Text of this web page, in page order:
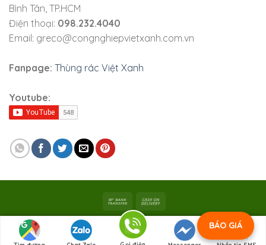
Bình Tân, TP.HCM
Điện thoại: 098.232.4040
Email: greco@congnghiepvietxanh.com.vn
Fanpage: Thùng rác Việt Xanh
Youtube:
BÁO GIÁ
Bản quyền 2026 © Viet Xanh Industry |Công ty TNHH SX
Việt Xanh